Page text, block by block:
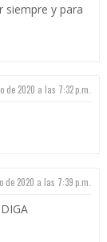
siempre y para
de 2020 a las 7:32 p.m.
de 2020 a las 7:39 p.m.